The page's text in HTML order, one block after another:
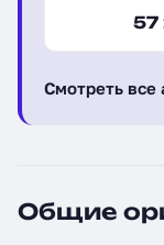
57
Смотреть все
Общие